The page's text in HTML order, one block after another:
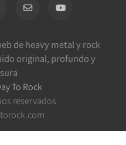
de heavy metal y rock
original, profundo y
To Rock
reservados